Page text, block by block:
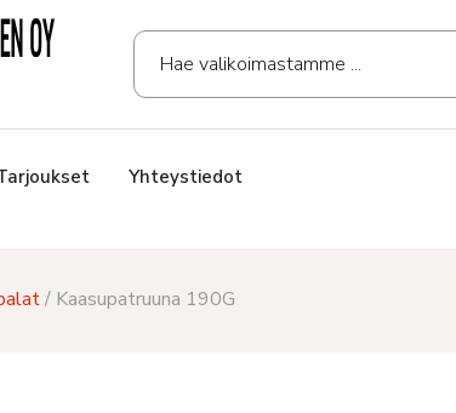
Yhteystiedot
/ Kaasupatruuna 190G